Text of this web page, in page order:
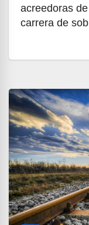
acreedoras
carrera de